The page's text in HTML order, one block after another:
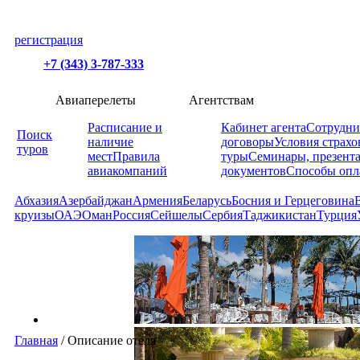
регистрация
+7 (343) 3-787-333
Поиск
туров
Авиаперелеты
Расписание и
наличие
местПравила
авиакомпаний
Агентствам
Кабинет агента
договорыУсловия
турыСеминары,
документовСпособы
АбхазияАзербайджанАрменияБеларусьБосния и Герцеговина
круизыОАЭОманРоссияСейшелыСербияТаджикистанТурция
Главная /Описание отеля